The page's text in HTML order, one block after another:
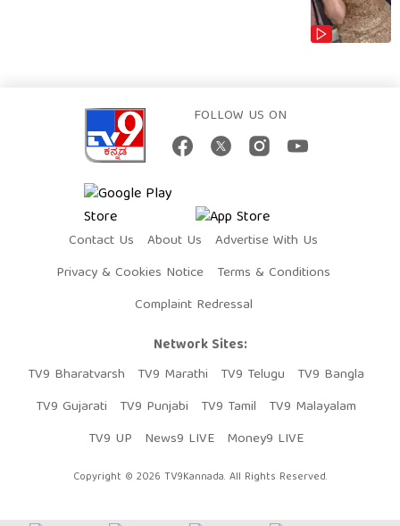
FOLLOW US ON
Contact Us About Us
Advertise With Us
Privacy & Cookies Notice
Terms & Conditions
Complaint Redressal
Network Sites:
TV9 Bharatvarsh
TV9 Marathi TV9 Telugu
TV9 Bangla
TV9 Gujarati
TV9 Punjabi TV9 Tamil
TV9 Malayalam
TV9 UP
News9 LIVE Money9 LIVE
Copyright © 2026 TV9Kannada. All Rights Reserved.